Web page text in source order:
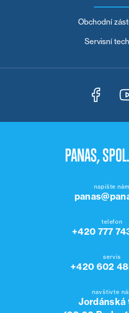
Obchodní
Servisní
PANAS,
napište nám
telefon
+420 777
servis
+420 602
navštivte
Jordánská